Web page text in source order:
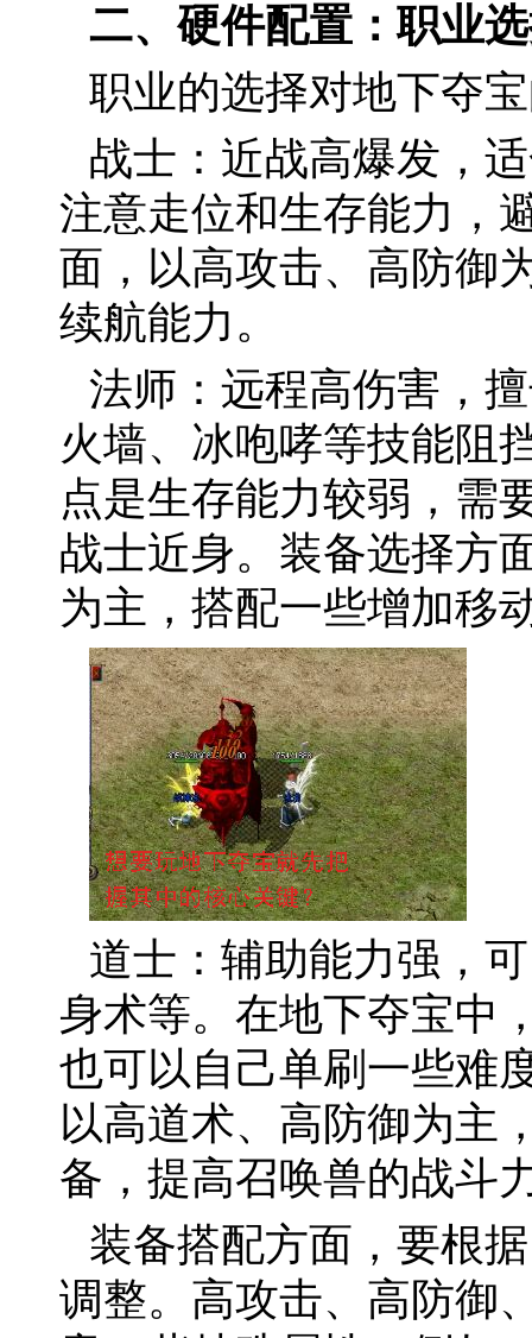
二、硬件配置：职业
职业的选择对地下夺
战士：近战高爆发，
注意走位和生存能力，
面，以高攻击、高防御
续航能力。
法师：远程高伤害，
火墙、冰咆哮等技能阻
点是生存能力较弱，需
战士近身。装备选择方
为主，搭配一些增加移
道士：辅助能力强，
身术等。在地下夺宝中
也可以自己单刷一些难
以高道术、高防御为主
备，提高召唤兽的战斗
装备搭配方面，要根
调整。高攻击、高防御